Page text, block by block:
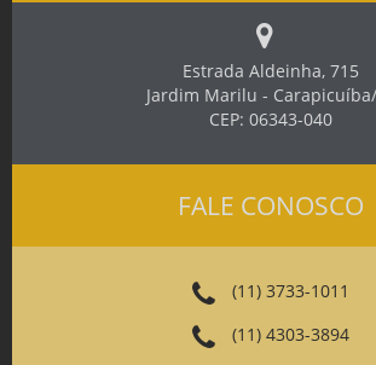
FALE CONOSCO
Estrada Aldeinha, 715
Jardim Marilu - Carapicuíba/
CEP: 06343-040
(11) 3733-1011
(11) 4303-3894